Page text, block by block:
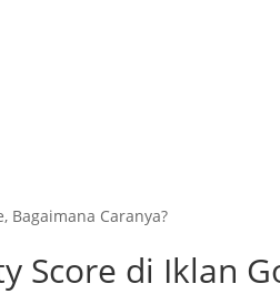
Bagaimana Caranya?
Score di Iklan